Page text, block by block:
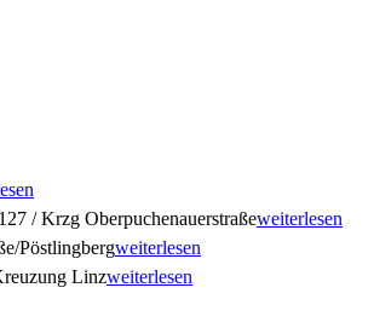
/ Krzg Oberpuchenauerstraßeweiterlesen
Pöstlingbergweiterlesen
Linzweiterlesen